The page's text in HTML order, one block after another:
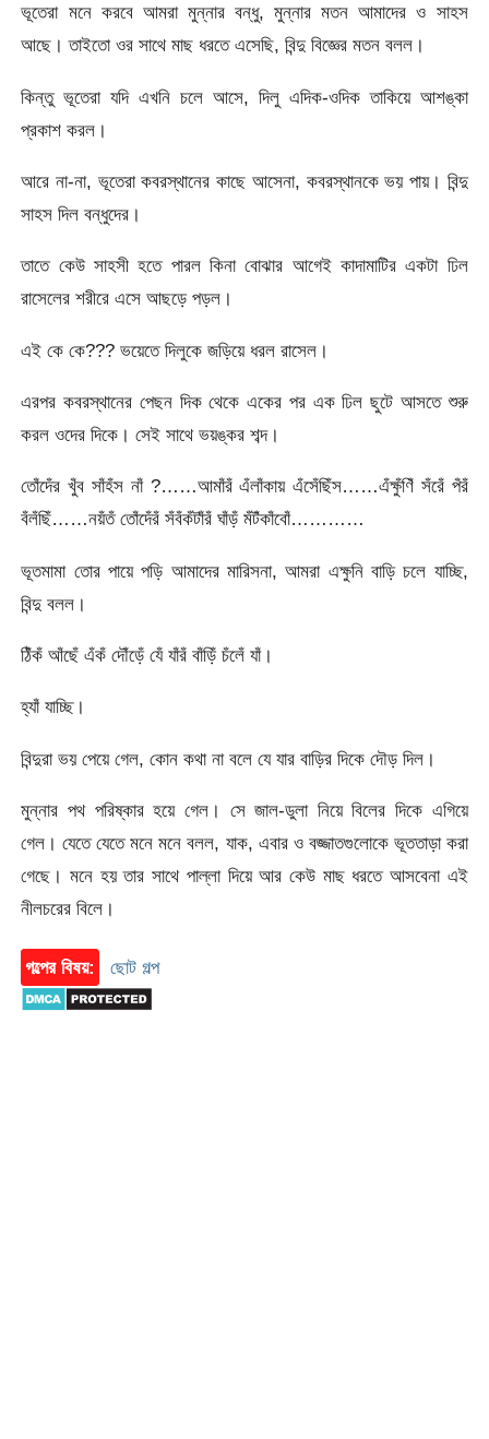
ভূতেরা মনে করবে আমরা মুন্নার বন্ধু, মুন্নার মতন আমাদের ও সাহস
আছে। তাইতো ওর সাথে মাছ ধরতে এসেছি, বিন্দু বিজ্ঞের মতন বলল।
কিন্তু ভূতেরা যদি এখনি চলে আসে, দিলু এদিক-ওদিক তাকিয়ে আশঙ্কা
প্রকাশ করল।
আরে না-না, ভূতেরা কবরস্থানের কাছে আসেনা, কবরস্থানকে ভয় পায়। বিন্দু
সাহস দিল বন্ধুদের।
তাতে কেউ সাহসী হতে পারল কিনা বোঝার আগেই কাদামাটির একটা ঢিল
রাসেলের শরীরে এসে আছড়ে পড়ল।
এই কে কে??? ভয়েতে দিলুকে জড়িয়ে ধরল রাসেল।
এরপর কবরস্থানের পেছন দিক থেকে একের পর এক ঢিল ছুটে আসতে শুরু
করল ওদের দিকে। সেই সাথে ভয়ঙ্কর শব্দ।
তোঁদেঁর খুঁব সাঁহঁস নাঁ ?……আমাঁরঁ এঁলাঁকায় এঁসেঁছিঁস……এঁক্ষুঁণিঁ সঁরেঁ পঁরঁ
বঁলঁছিঁ……নয়ঁতঁ তোঁদেঁরঁ সঁবঁকঁটাঁরঁ ঘাঁড়ঁ মঁটঁকাঁবোঁ…………
ভূতমামা তোর পায়ে পড়ি আমাদের মারিসনা, আমরা এক্ষুনি বাড়ি চলে যাচ্ছি,
বিন্দু বলল।
ঠিঁকঁ আঁছেঁ এঁকঁ দৌঁড়েঁ যেঁ যাঁরঁ বাঁড়িঁ চঁলেঁ যাঁ।
হ্যাঁ যাচ্ছি।
বিন্দুরা ভয় পেয়ে গেল, কোন কথা না বলে যে যার বাড়ির দিকে দৌড় দিল।
মুন্নার পথ পরিষ্কার হয়ে গেল। সে জাল-ডুলা নিয়ে বিলের দিকে এগিয়ে
গেল। যেতে যেতে মনে মনে বলল, যাক, এবার ও বজ্জাতগুলোকে ভূততাড়া করা
গেছে। মনে হয় তার সাথে পাল্লা দিয়ে আর কেউ মাছ ধরতে আসবেনা এই
নীলচরের বিলে।
গল্পের বিষয়: ছোট গল্প